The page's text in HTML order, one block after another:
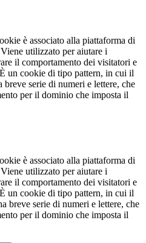
è associato alla piattaforma di
utilizzato per aiutare i
il comportamento dei visitatori e
un cookie di tipo pattern, in cui il
serie di numeri e lettere, che
per il dominio che imposta il
è associato alla piattaforma di
utilizzato per aiutare i
il comportamento dei visitatori e
un cookie di tipo pattern, in cui il
breve serie di numeri e lettere, che
per il dominio che imposta il